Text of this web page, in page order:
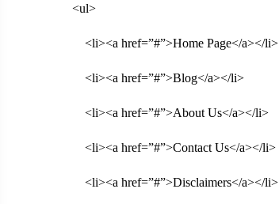
<ul>
<li><a href=”#”>Home Page</a></li>
<li><a href=”#”>Blog</a></li>
<li><a href=”#”>About Us</a></li>
<li><a href=”#”>Contact Us</a></li>
<li><a href=”#”>Disclaimers</a></li>